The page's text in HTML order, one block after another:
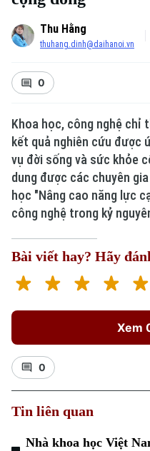
Xu hướng
Thu Hằng
thuhang.dinh@daihanoi.vn
0
Khoa học, công nghệ chỉ
kết quả nghiên cứu được
vụ đời sống và sức khỏe
dung được các chuyên
học "Nâng cao năng lực
công nghệ trong kỷ
Bài viết hay? Hãy
Xem
0
Tin liên quan
Nhà khoa học Việt